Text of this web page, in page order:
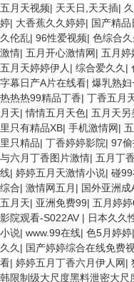
五月天视频| 天天日,天天插|
婷| 大香蕉久久婷婷| 国产精
久伦乱| 96性爱视频| 色综合
激情| 五月开心激情网| 五月婷
五月天婷婷伊人 | 综合爱久久 |
字幕日产A片在线看| 爆乳熟
热热热99精品丁香| 丁香五月
月天|情情五月天色| 五月天另
里只有精品XB| 手机激情网|
里只精品| 丁香婷婷影院| 97
与六月丁香图片激情| 五月丁
线| 婷婷五月天激情小说| 碰
综合| 激情网五月 | 国外亚洲
五月天| 亚洲免费99| 五月婷
影院观看-S022AV | 日本久久
小说| www.99在线| 色5月婷婷|
久久 | 国产婷婷综合在线免费
看| 婷婷五月丁香六月伊人网|
韩限制级大尺度黑料泄密大